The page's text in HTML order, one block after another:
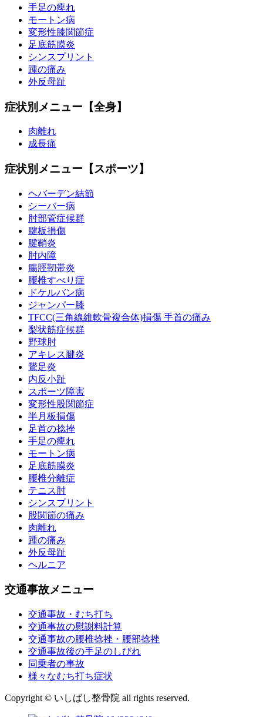
手足の痺れ
モートン病
変形性膝関節症
足底筋膜炎
シンスプリント
踵の痛み
外反母趾
症状別メニュー【全身】
肉離れ
成長痛
症状別メニュー【スポーツ】
ヘバーデン結節
シーバー病
肘部管症候群
腱板損傷
腱鞘炎
肘内障
腸脛靭帯炎
腰椎すべり症
ドケルバン病
ジャンパー膝
TFCC(三角線維軟骨複合体)損傷 手首の痛み
梨状筋症候群
野球肘
アキレス腱炎
鵞足炎
内反小趾
スポーツ障害
変形性股関節症
半月板損傷
足首の捻挫
手足の痺れ
モートン病
足底筋膜炎
腰椎分離症
テニス肘
シンスプリント
股関節の痛み
肉離れ
踵の痛み
外反母趾
ヘルニア
交通事故メニュー
交通事故・むち打ち
交通事故の慰謝料計算
交通事故の腰椎捻挫・腰部捻挫
交通事故後の手足のしびれ
同乗者の事故
様々なむち打ち症状
Copyright © いしばし整骨院 all rights reserved.